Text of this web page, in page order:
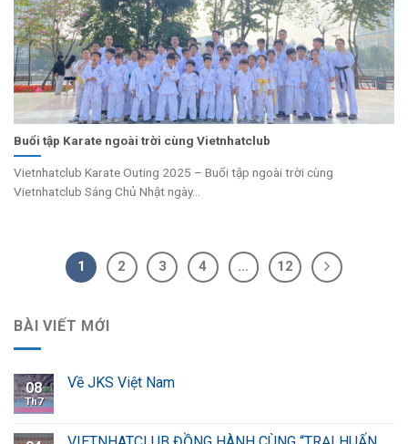
BÀI VIẾT MỚI
08
Th7
Về JKS Việt Nam
Buổi tập Karate ngoài trời cùng Vietnhatclub
Vietnhatclub Karate Outing 2025 – Buổi tập ngoài trời cùng
Vietnhatclub Sáng Chủ Nhật ngày...
1 2 3 4 … 12